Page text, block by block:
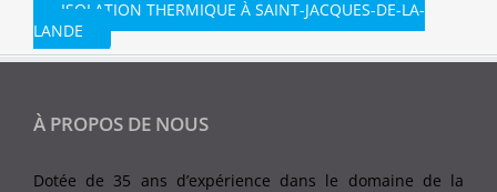
ISOLATION THERMIQUE À SAINT-JACQUES-DE-LA-
LANDE
À PROPOS DE NOUS
Dotée de 35 ans d’expérience dans le domaine de la